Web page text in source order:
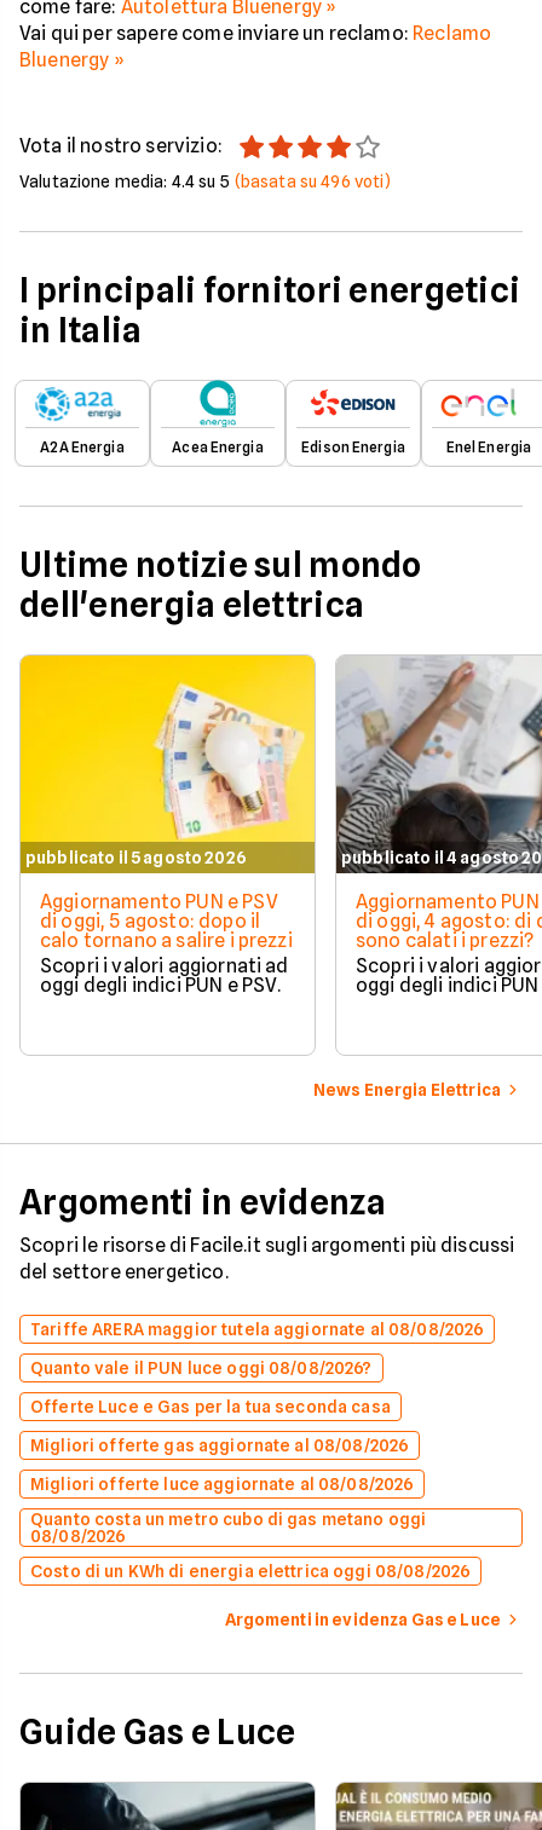
come fare: Autolettura Bluenergy »
Vai qui per sapere come inviare un reclamo: Reclamo
Bluenergy »
Vota il nostro servizio:
Valutazione media: 4.4su 5 (basata su496 voti)
I principali fornitori energetici
in Italia
A2A Energia Acea Energia Edison Energia Enel Energia
Ultime notizie sul mondo
dell'energia elettrica
pubblicato il 5 agosto 2026
Aggiornamento PUN e PSV
di oggi, 5 agosto: dopo il
calo tornano a salire i prezzi
Scopri i valori aggiornati ad
oggi degli indici PUN e PSV.
pubblicato il 4 agosto
Aggiornamento PUN
di oggi, 4 agosto: di
sono calati i prezzi?
Scopri i valori
oggi degli indici PUN
News Energia Elettrica
Argomenti in evidenza
Scopri le risorse di Facile.it sugli argomenti più discussi
del settore energetico.
Tariffe ARERA maggior tutela aggiornate al 08/08/2026
Quanto vale il PUN luce oggi 08/08/2026?
Offerte Luce e Gas per la tua seconda casa
Migliori offerte gas aggiornate al 08/08/2026
Migliori offerte luce aggiornate al 08/08/2026
Quanto costa un metro cubo di gas metano oggi
08/08/2026
Costo di un KWh di energia elettrica oggi 08/08/2026
Argomenti in evidenza Gas e Luce
Guide Gas e Luce